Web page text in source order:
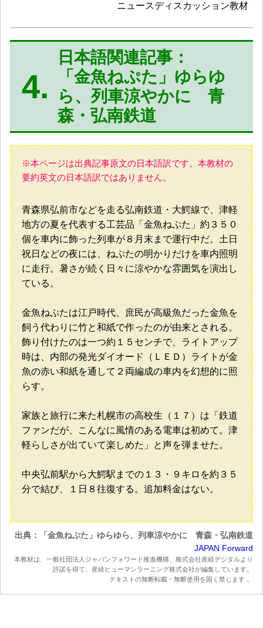
ニュースディスカッション教材
4.
日本語関連記事：
「金魚ねぷた」ゆらゆ
ら、列車涼やかに 青
森・弘南鉄道
※本ページは出典記事原文の日本語訳です。本教材の
要約英文の日本語訳ではありません。
青森県弘前市などを走る弘南鉄道・大鰐線で、津軽
地方の夏を代表する工芸品「金魚ねぷた」約３５０
個を車内に飾った列車が８月末まで運行中だ。土日
祝日などの夜には、ねぷたの明かりだけを車内照明
に走行。暑さが続く日々に涼やかな雰囲気を演出し
ている。
金魚ねぷたは江戸時代、庶民が高級魚だった金魚を
飼う代わりに竹と和紙で作ったのが由来とされる。
飾り付けたのは一つ約１５センチで、ライトアップ
時は、内部の発光ダイオード（ＬＥＤ）ライトが金
魚の赤い和紙を通して２両編成の車内を幻想的に照
らす。
家族と旅行に来た札幌市の高校生（１７）は「鉄道
ファンだが、こんなに風情のある電車は初めて。津
軽らしさが出ていて楽しめた」と声を弾ませた。
中央弘前駅から大鰐駅までの１３・９キロを約３５
分で結び、１日８往復する。追加料金はない。
出典：「金魚ねぷた」ゆらゆら、列車涼やかに 青森・弘南鉄道
JAPAN Forward
本教材は、一般社団法人ジャパンフォワード推進機構、株式会社産経デジタルより
許諾を得て、産経ヒューマンラーニング株式会社が編集しています。
テキストの無断転載・無断使用を固く禁じます 。